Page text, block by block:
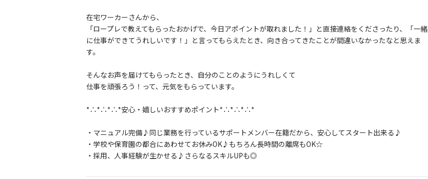
在宅ワーカーさんから、
「ロープレで教えてもらったおかげで、今日アポイントが取れました！」と直接連絡をくださったり、「一緒
に仕事ができてうれしいです！」と言ってもらえたとき、向き合ってきたことが間違いなかったなと思えま
す。
そんなお声を届けてもらったとき、自分のことのようにうれしくて
仕事を頑張ろう！って、元気をもらっています。
*∴*∴*∴*安心・嬉しいおすすめポイント*∴*∴*∴*
・マニュアル完備♪同じ業務を行っているサポートメンバー在籍だから、安心してスタート出来る♪
・学校や保育園の都合にあわせてお休みOK♪もちろん長時間の離席もOK☆
・採用、人事経験が生かせる♪さらなるスキルUPも◎